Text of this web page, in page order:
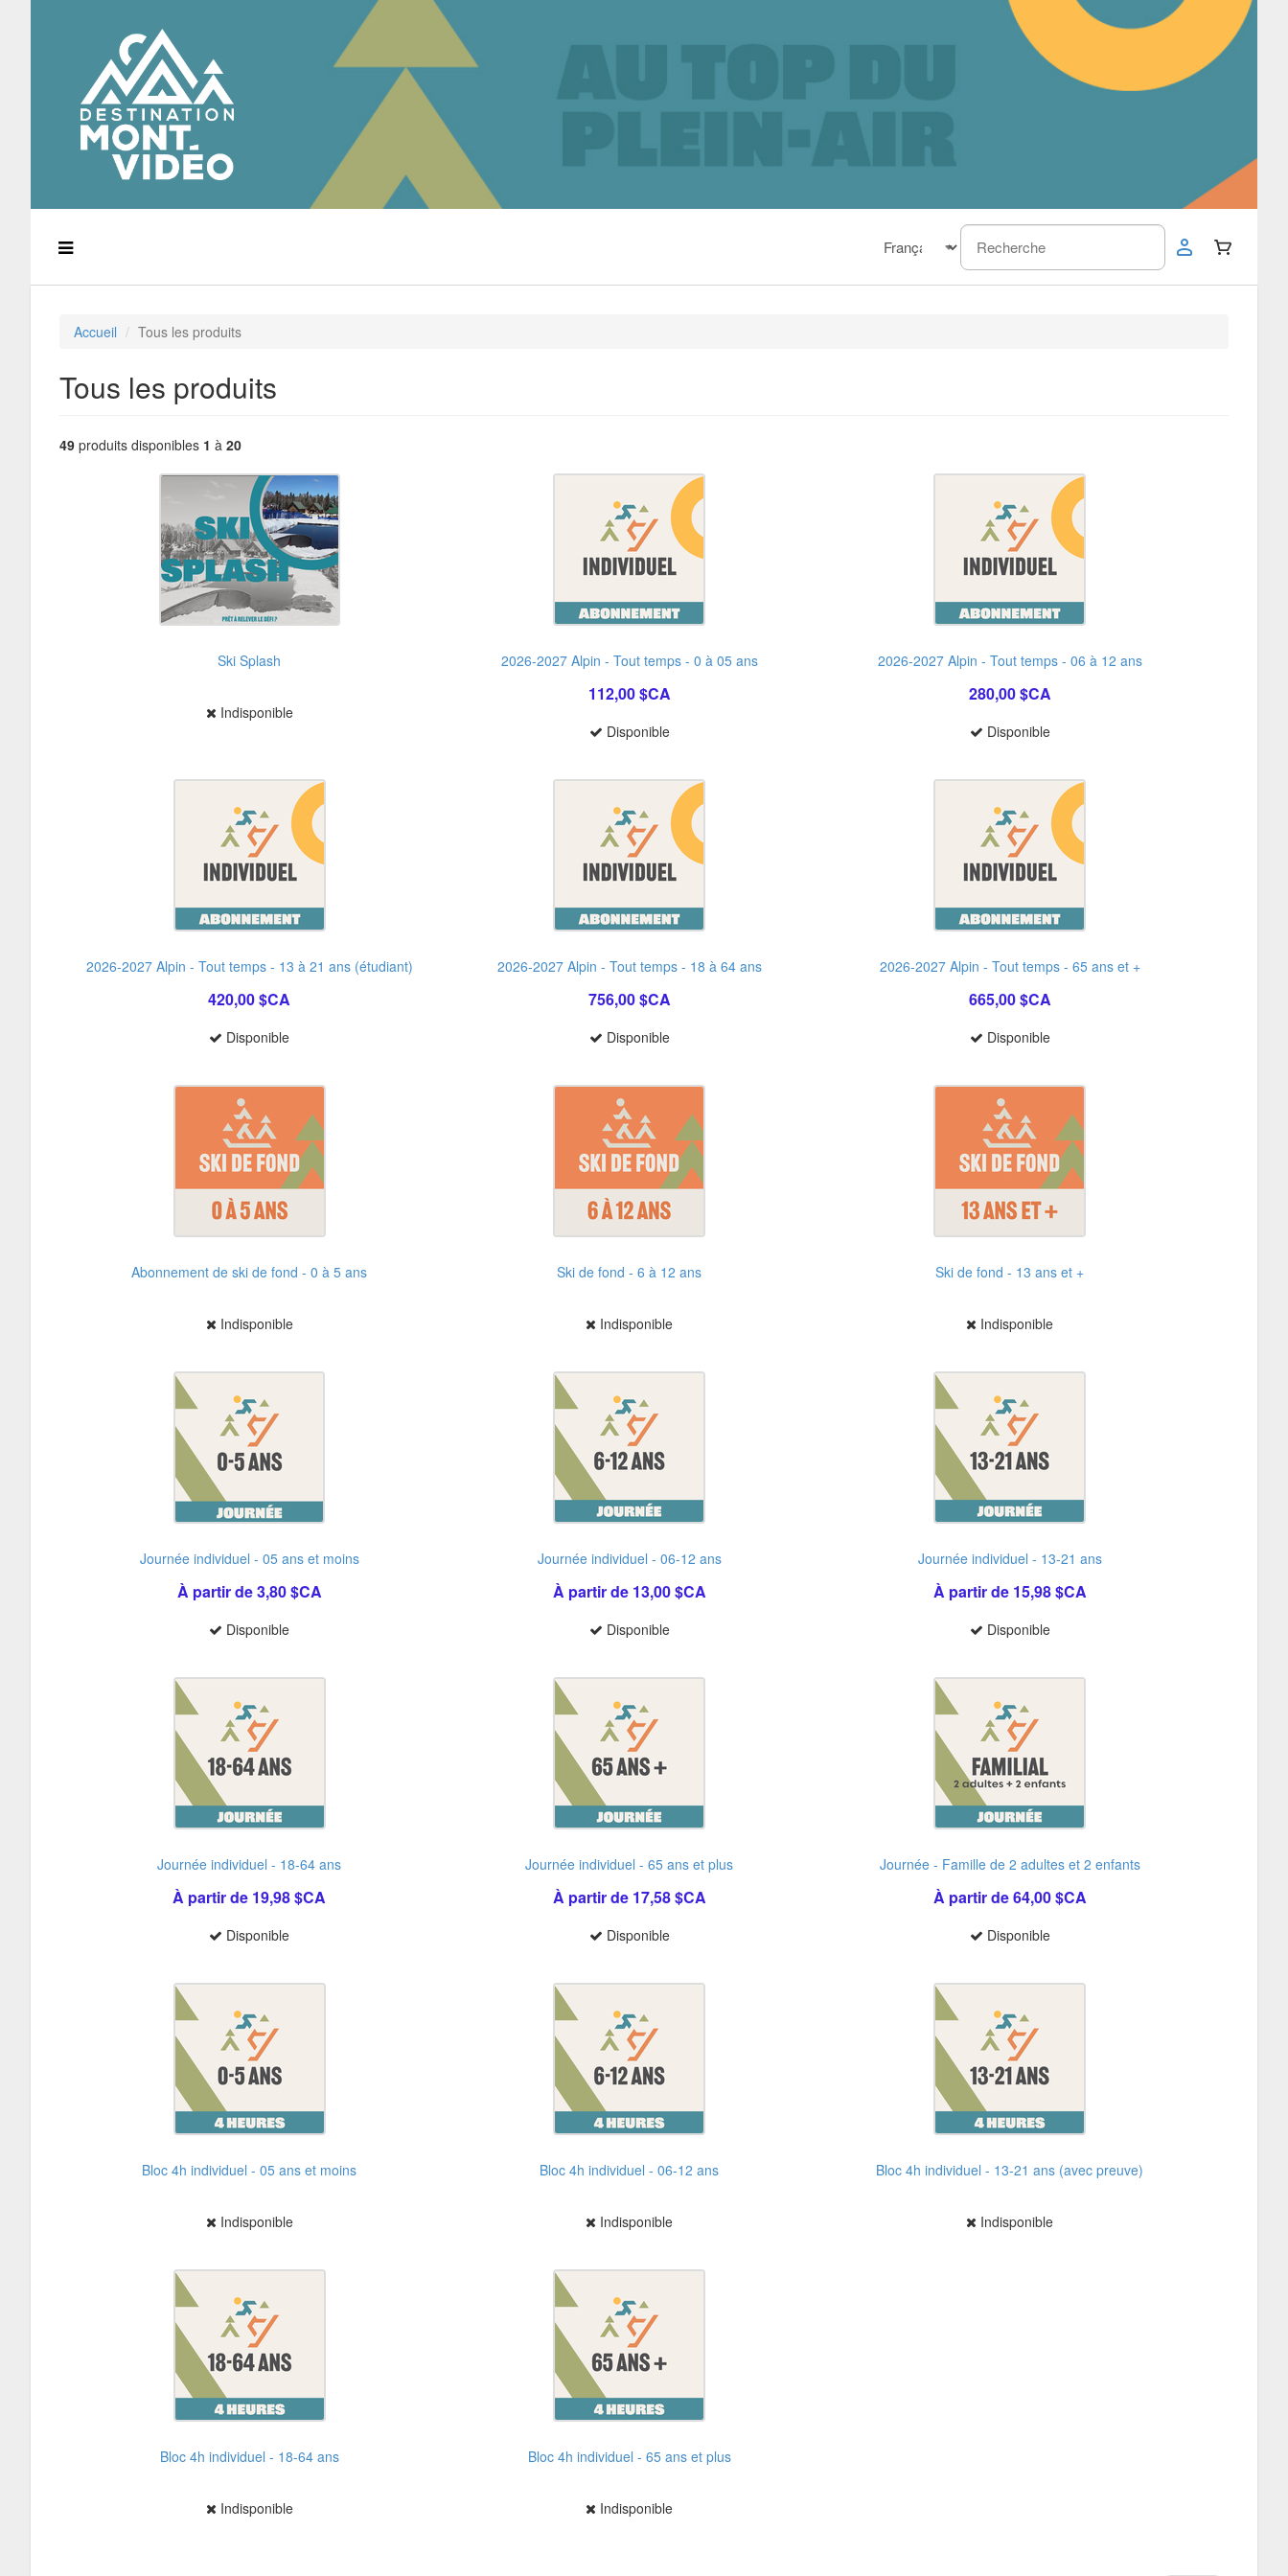
Accueil Tous les produits
Tous les produits
49 produits disponibles 1 à 20
Ski Splash
Indisponible
2026-2027 Alpin - Tout temps - 0 à 05 ans
112,00 $CA
Disponible
2026-2027 Alpin - Tout temps - 06 à 12 ans
280,00 $CA
Disponible
2026-2027 Alpin - Tout temps - 13 à 21 ans (étudiant)
420,00 $CA
Disponible
2026-2027 Alpin - Tout temps - 18 à 64 ans
756,00 $CA
Disponible
2026-2027 Alpin - Tout temps - 65 ans et +
665,00 $CA
Disponible
Abonnement de ski de fond - 0 à 5 ans
Indisponible
Ski de fond - 6 à 12 ans
Indisponible
Ski de fond - 13 ans et +
Indisponible
Journée individuel - 05 ans et moins
À partir de 3,80 $CA
Disponible
Journée individuel - 06-12 ans
À partir de 13,00 $CA
Disponible
Journée individuel - 13-21 ans
À partir de 15,98 $CA
Disponible
Journée individuel - 18-64 ans
À partir de 19,98 $CA
Disponible
Journée individuel - 65 ans et plus
À partir de 17,58 $CA
Disponible
Journée - Famille de 2 adultes et 2 enfants
À partir de 64,00 $CA
Disponible
Bloc 4h individuel - 05 ans et moins
Indisponible
Bloc 4h individuel - 06-12 ans
Indisponible
Bloc 4h individuel - 13-21 ans (avec preuve)
Indisponible
Bloc 4h individuel - 18-64 ans
Indisponible
Bloc 4h individuel - 65 ans et plus
Indisponible